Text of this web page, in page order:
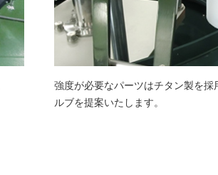
強度が必要なパーツはチタン製を
ルブを提案いたします。